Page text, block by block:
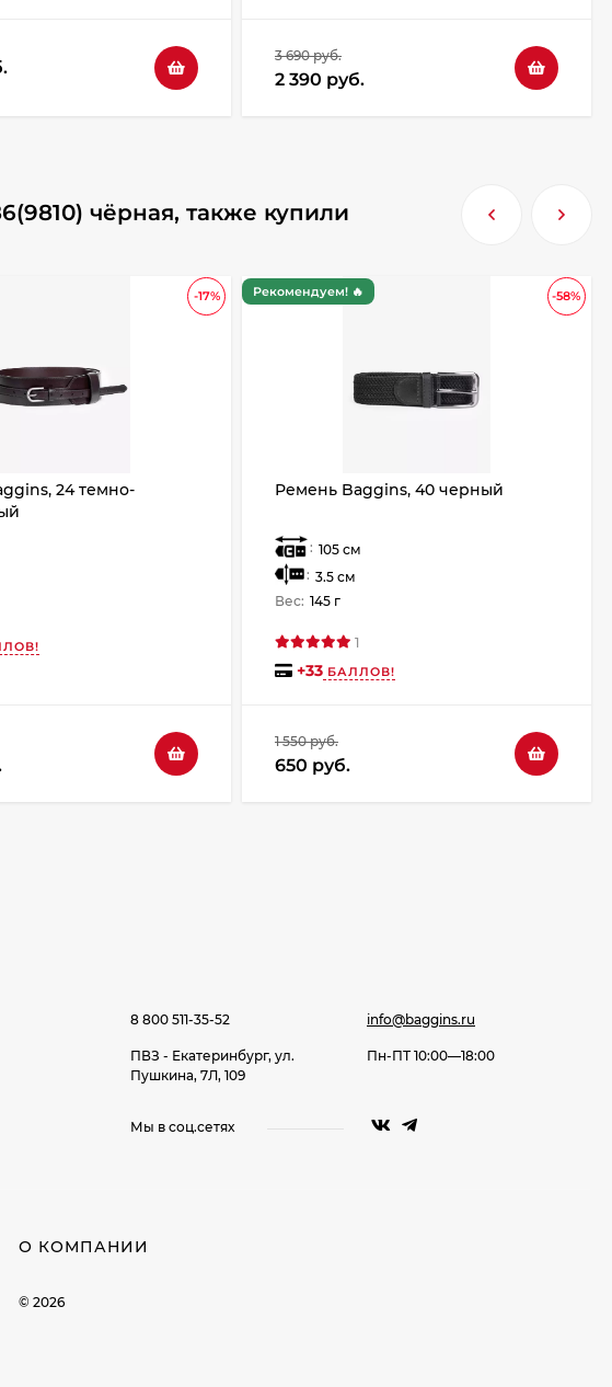
3 690 руб.
2 390 руб.
чёрная, также купили
-17%
24 темно-
-58%
Рекомендуем! 🔥
Ремень Baggins, 40 черный
: 105 см
: 3.5 см
Вес: 145 г
1
+33 БАЛЛОВ!
1 550 руб.
650 руб.
8 800 511-35-52
ПВЗ - Екатеринбург, ул.
Пушкина, 7Л, 109
info@baggins.ru
Пн-ПТ 10:00—18:00
Мы в соц.сетях
О КОМПАНИИ
© 2026